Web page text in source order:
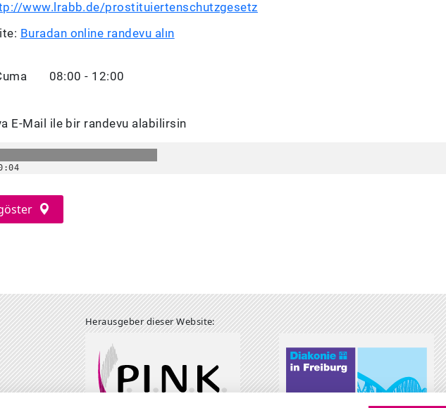
www.lrabb.de/prostituiertenschutzgesetz
Buradan online randevu alın
08:00 - 12:00
E-Mail ile bir randevu alabilirsin
Herausgeber dieser Website: